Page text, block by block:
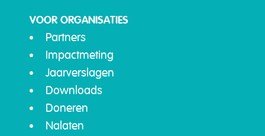
VOOR ORGANISATIES
Partners
Impactmeting
Jaarverslagen
Downloads
Doneren
Nalaten